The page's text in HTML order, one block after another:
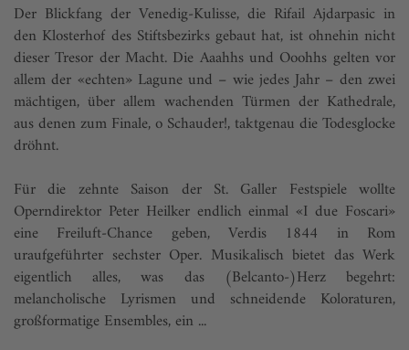
Der Blickfang der Venedig-Kulisse, die Rifail Ajdarpasic in
den Klosterhof des Stiftsbezirks gebaut hat, ist ohnehin nicht
dieser Tresor der Macht. Die Aaahhs und Ooohhs gelten vor
allem der «echten» Lagune und – wie jedes Jahr – den zwei
mächtigen, über allem wachenden Türmen der Kathedrale,
aus denen zum Finale, o Schauder!, taktgenau die Todesglocke
dröhnt.
Für die zehnte Saison der St. Galler Festspiele wollte
Operndirektor Peter Heilker endlich einmal «I due Foscari»
eine Freiluft-Chance geben, Verdis 1844 in Rom
uraufgeführter sechster Oper. Musikalisch bietet das Werk
eigentlich alles, was das (Belcanto-)Herz begehrt:
melancholische Lyrismen und schneidende Koloraturen,
großformatige Ensembles, ein ...